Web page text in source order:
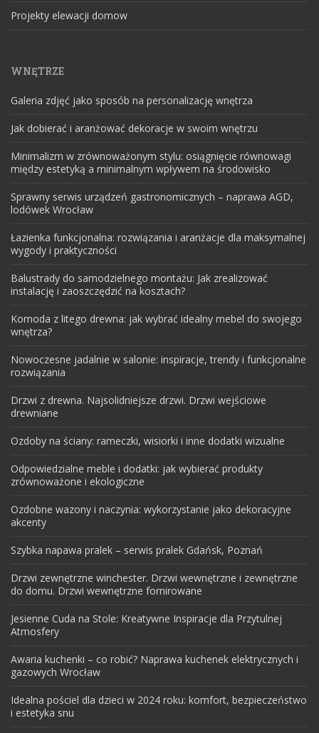
Projekty elewacji domow
WNĘTRZE
Galeria zdjęć jako sposób na personalizację wnętrza
Jak dobierać i aranżować dekoracje w swoim wnętrzu
Minimalizm w zrównoważonym stylu: osiągnięcie równowagi
między estetyką a minimalnym wpływem na środowisko
Sprawny serwis urządzeń gastronomicznych – naprawa AGD,
lodówek Wrocław
Łazienka funkcjonalna: rozwiązania i aranżacje dla maksymalnej
wygody i praktyczności
Balustrady do samodzielnego montażu: Jak zrealizować
instalację i zaoszczędzić na kosztach?
Komoda z litego drewna: jak wybrać idealny mebel do swojego
wnętrza?
Nowoczesne jadalnie w salonie: inspiracje, trendy i funkcjonalne
rozwiązania
Drzwi z drewna. Najsolidniejsze drzwi. Drzwi wejściowe
drewniane
Ozdoby na ściany: rameczki, wisiorki i inne dodatki wizualne
Odpowiedzialne meble i dodatki: jak wybierać produkty
zrównoważone i ekologiczne
Ozdobne wazony i naczynia: wykorzystanie jako dekoracyjne
akcenty
Szybka napawa pralek – serwis pralek Gdańsk, Poznań
Drzwi zewnętrzne winchester. Drzwi wewnętrzne i zewnętrzne
do domu. Drzwi wewnętrzne fornirowane
Jesienne Cuda na Stole: Kreatywne Inspiracje dla Przytulnej
Atmosfery
Awaria kuchenki – co robić? Naprawa kuchenek elektrycznych i
gazowych Wrocław
Idealna pościel dla dzieci w 2024 roku: komfort, bezpieczeństwo
i estetyka snu